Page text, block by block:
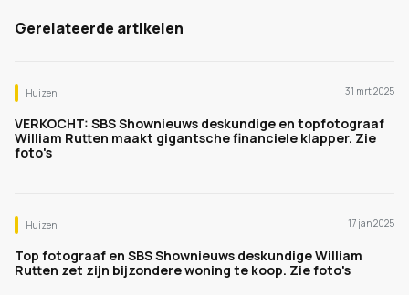
Gerelateerde artikelen
Huizen 31 mrt 2025
VERKOCHT: SBS Shownieuws deskundige en topfotograaf
William Rutten maakt gigantsche financiele klapper. Zie
foto's
Huizen 17 jan 2025
Top fotograaf en SBS Shownieuws deskundige William
Rutten zet zijn bijzondere woning te koop. Zie foto's